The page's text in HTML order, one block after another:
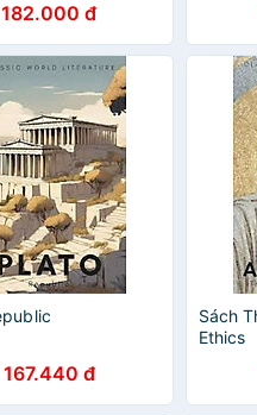
182.000 đ
167.440 đ
Sách
Ethics